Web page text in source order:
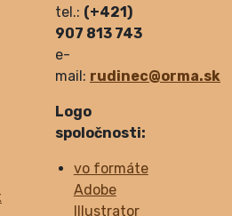
tel.: (+421)
907 813 743
e-
mail: rudinec@orma.sk
Logo
spoločnosti:
vo formáte
Adobe
Illustrator